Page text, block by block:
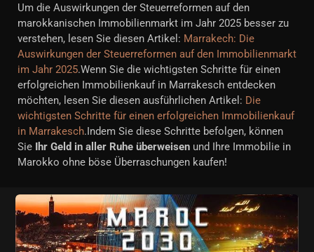
Um die Auswirkungen der Steuerreformen auf den
marokkanischen Immobilienmarkt im Jahr 2025 besser zu
verstehen, lesen Sie diesen Artikel: Marrakech: Die
Auswirkungen der Steuerreformen auf den Immobilienmarkt
im Jahr 2025.Wenn Sie die wichtigsten Schritte für einen
erfolgreichen Immobilienkauf in Marrakesch entdecken
möchten, lesen Sie diesen ausführlichen Artikel: Die
wichtigsten Schritte für einen erfolgreichen Immobilienkauf
in Marrakesch.Indem Sie diese Schritte befolgen, können
Sie Ihr Geld in aller Ruhe überweisen und Ihre Immobilie in
Marokko ohne böse Überraschungen kaufen!